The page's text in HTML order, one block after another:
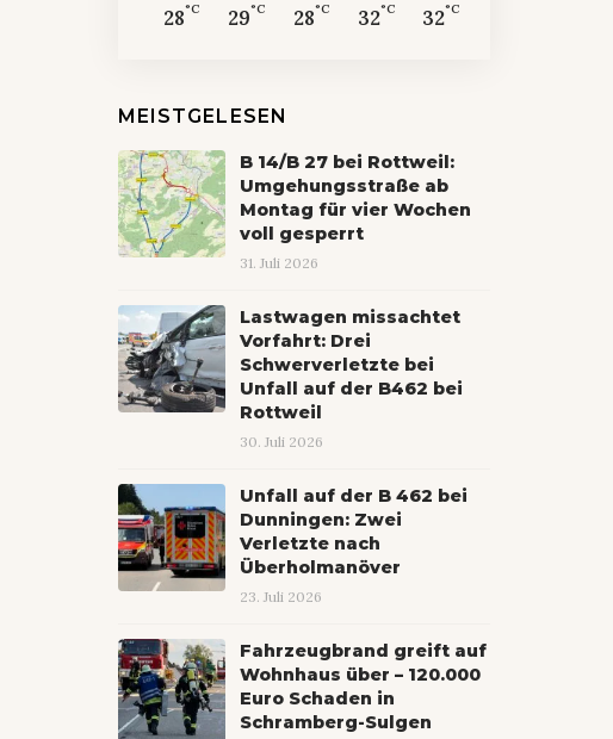
28°C 29°C 28°C 32°C 32°C
MEISTGELESEN
B 14/B 27 bei Rottweil:
Umgehungsstraße ab
Montag für vier Wochen
voll gesperrt
31. Juli 2026
Lastwagen missachtet
Vorfahrt: Drei
Schwerverletzte bei
Unfall auf der B462 bei
Rottweil
30. Juli 2026
Unfall auf der B 462 bei
Dunningen: Zwei
Verletzte nach
Überholmanöver
23. Juli 2026
Fahrzeugbrand greift auf
Wohnhaus über – 120.000
Euro Schaden in
Schramberg-Sulgen